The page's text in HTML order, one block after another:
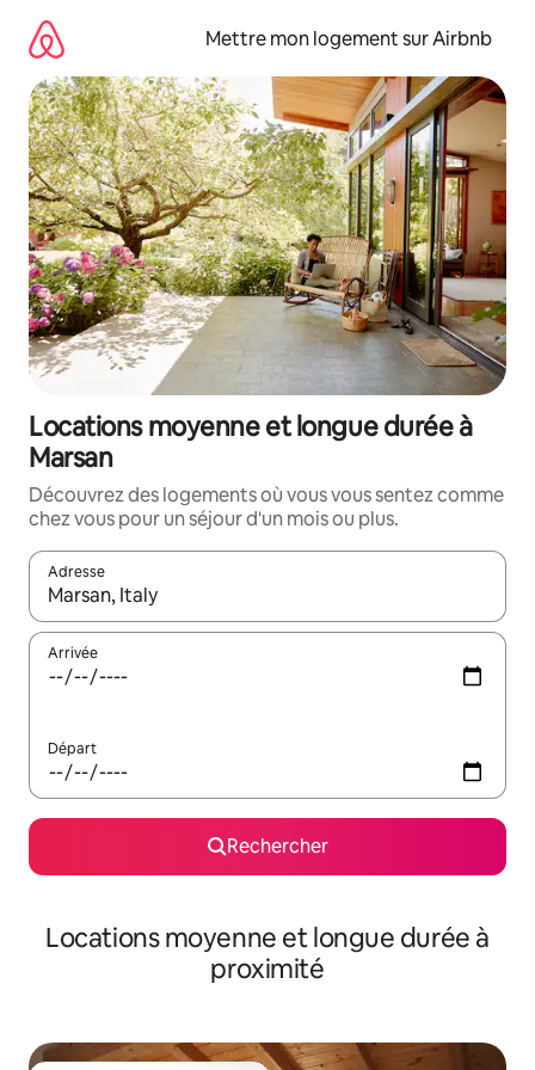
directement
contenu
Mettre mon logement sur Airbnb
Locations moyenne et longue durée à
Marsan
Découvrez des logements où vous vous sentez comme
chez vous pour un séjour d'un mois ou plus.
Adresse
Lorsque les résultats s'affichent, utilisez les flèches vers le
Arrivée
Départ
Rechercher
Locations moyenne et longue durée à
proximité